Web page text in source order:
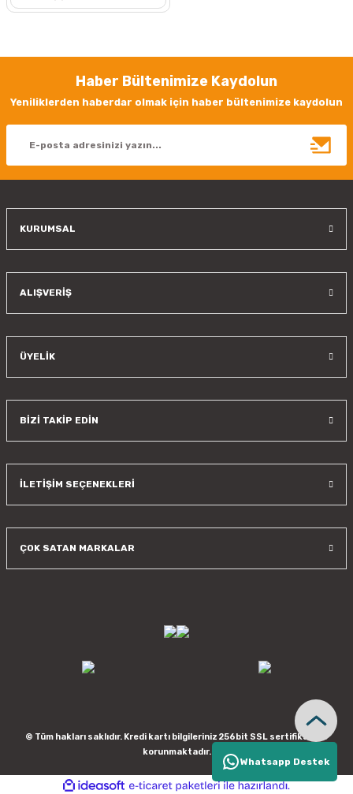
Haber Bültenimize Kaydolun
Yeniliklerden haberdar olmak için haber bültenimize kaydolun
KURUMSAL
ALIŞVERİŞ
ÜYELİK
BİZİ TAKİP EDİN
İLETİŞİM SEÇENEKLERİ
ÇOK SATAN MARKALAR
© Tüm hakları saklıdır. Kredi kartı bilgileriniz 256bit SSL sertifikası ile
korunmaktadır.
Whatsapp Destek
ideasoft
e-